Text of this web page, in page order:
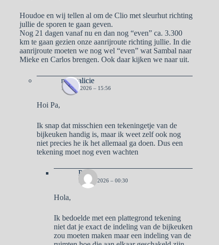
Houdoe en wij tellen al om de Clio met sleurhut richting
jullie de sporen te gaan geven.
Nog 21 dagen vanaf nu en dan nog “even” ca. 3.300
km te gaan gezien onze aanrijroute richting jullie. In die
aanrijroute moeten we nog wel “even” wat Sambal naar
Mieke en Carlos brengen. Ook daar kijken we naar uit.
naargalicie
15 MEI 2026 – 15:56
Hoi Pa,
Ik snap dat misschien een tekeningetje van de
bijkeuken handig is, maar ik weet zelf ook nog
niet precies he ik het allemaal ga doen. Dus een
tekening moet nog even wachten
Pa
19 MEI 2026 – 00:30
Hola,
Ik bedoelde met een plattegrond tekening
niet dat je exact de indeling van de bijkeuken
zou moeten maken maar een indeling van de